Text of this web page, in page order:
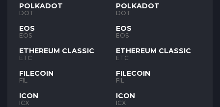
POLKADOT
DOT
EOS
EOS
ETHEREUM CLASSIC
ETC
FILECOIN
FIL
ICON
ICX
POLKADOT
DOT
EOS
EOS
ETHEREUM CLASSIC
ETC
FILECOIN
FIL
ICON
ICX